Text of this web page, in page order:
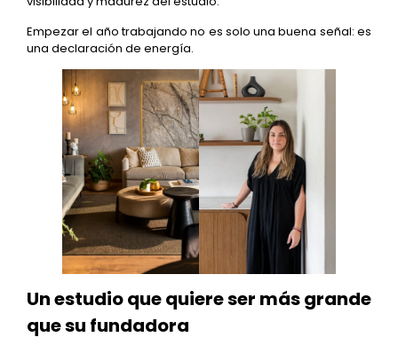
Empezar el año trabajando no es solo una buena señal: es
una declaración de energía.
Un estudio que quiere ser más grande
que su fundadora